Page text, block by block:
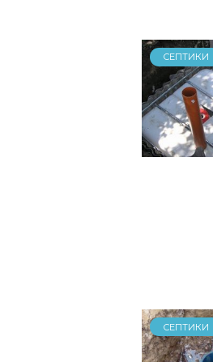
СЕПТИКИ
СЕПТИКИ